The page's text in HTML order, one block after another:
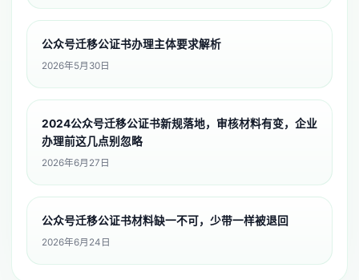
公众号迁移公证书办理主体要求解析
2026年5月30日
2024公众号迁移公证书新规落地，审核材料有变，企业
办理前这几点别忽略
2026年6月27日
公众号迁移公证书材料缺一不可，少带一样被退回
2026年6月24日